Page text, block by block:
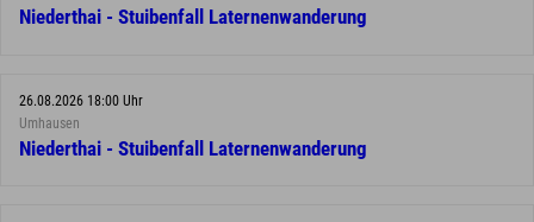
Niederthai - Stuibenfall Laternenwanderung
26.08.2026 18:00 Uhr
Umhausen
Niederthai - Stuibenfall Laternenwanderung